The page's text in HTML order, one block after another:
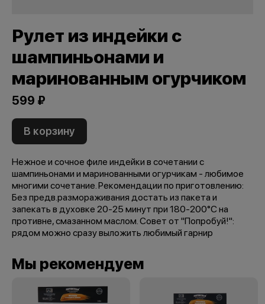
Рулет из индейки с
шампиньонами и
маринованным огурчиком
599 ₽
В корзину
Нежное и сочное филе индейки в сочетании с
шампиньонами и маринованными огурчикам - любимое
многими сочетание. Рекомендации по приготовлению:
Без предв.размораживания достать из пакета и
запекать в духовке 20-25 минут при 180-200°С на
противне, смазанном маслом. Совет от "Попробуй!":
рядом можно сразу выложить любимый гарнир
Мы рекомендуем